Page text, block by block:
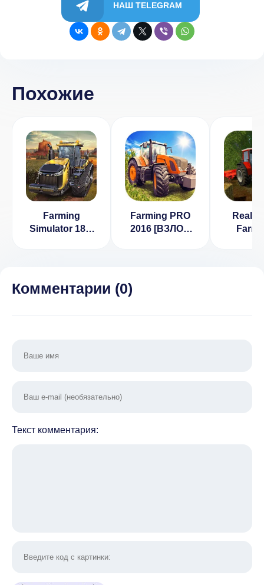
НАШ TELEGRAM
Похожие
Farming
Simulator 18 v
Farming PRO
2016 [ВЗЛОМ
Real
Комментарии (0)
Текст комментария: